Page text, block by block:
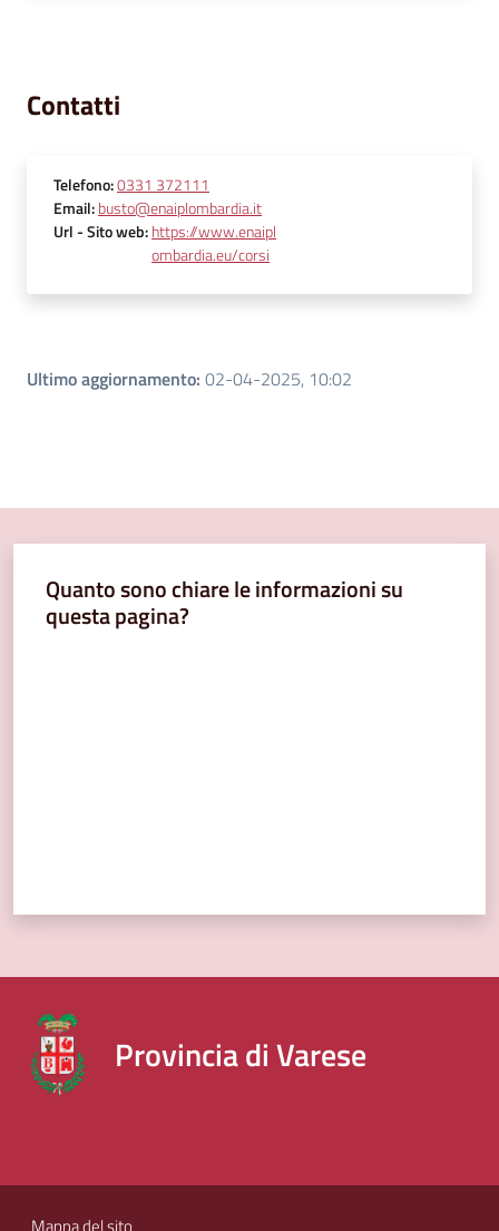
Contatti
Telefono:0331 372111
Email:busto@enaiplombardia.it
Url- Sito web:https://www.enaipl
ombardia.eu/corsi
Ultimo aggiornamento: 02-04-2025, 10:02
Quanto sono chiare le informazioni su
questa pagina?
Provincia di Varese